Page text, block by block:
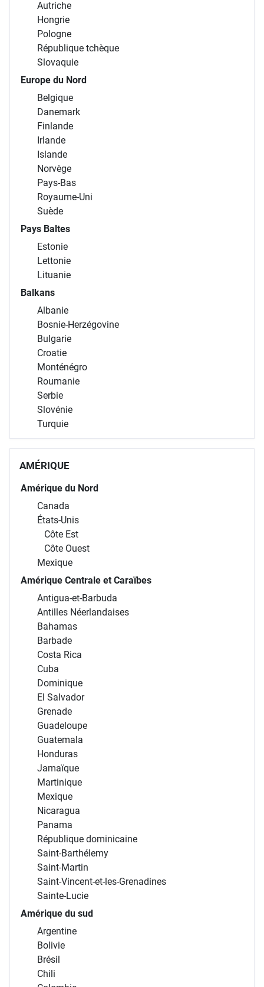
Autriche
Hongrie
Pologne
République tchèque
Slovaquie
Europe du Nord
Belgique
Danemark
Finlande
Irlande
Islande
Norvège
Pays-Bas
Royaume-Uni
Suède
Pays Baltes
Estonie
Lettonie
Lituanie
Balkans
Albanie
Bosnie-Herzégovine
Bulgarie
Croatie
Monténégro
Roumanie
Serbie
Slovénie
Turquie
AMÉRIQUE
Amérique du Nord
Canada
États-Unis
Côte Est
Côte Ouest
Mexique
Amérique Centrale et Caraïbes
Antigua-et-Barbuda
Antilles Néerlandaises
Bahamas
Barbade
Costa Rica
Cuba
Dominique
El Salvador
Grenade
Guadeloupe
Guatemala
Honduras
Jamaïque
Martinique
Mexique
Nicaragua
Panama
République dominicaine
Saint-Barthélemy
Saint-Martin
Saint-Vincent-et-les-Grenadines
Sainte-Lucie
Amérique du sud
Argentine
Bolivie
Brésil
Chili